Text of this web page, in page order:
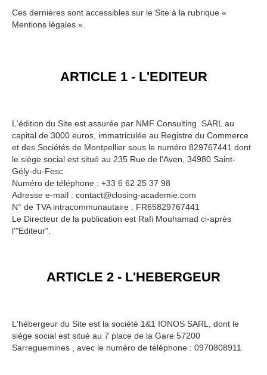
Ces dernières sont accessibles sur le Site à la rubrique «
Mentions légales ».
ARTICLE 1 - L'EDITEUR
L'édition du Site est assurée par NMF Consulting SARL au
capital de 3000 euros, immatriculée au Registre du Commerce
et des Sociétés de Montpellier sous le numéro 829767441 dont
le siège social est situé au 235 Rue de l'Aven, 34980 Saint-
Gély-du-Fesc
Numéro de téléphone : +33 6 62 25 37 98
Adresse e-mail : contact@closing-academie.com
N° de TVA intracommunautaire : FR65829767441
Le Directeur de la publication est Rafi Mouhamad ci-après
l'"Editeur".
ARTICLE 2 - L'HEBERGEUR
L'hébergeur du Site est la société 1&1 IONOS SARL, dont le
siège social est situé au 7 place de la Gare 57200
Sarreguemines , avec le numéro de téléphone : 0970808911